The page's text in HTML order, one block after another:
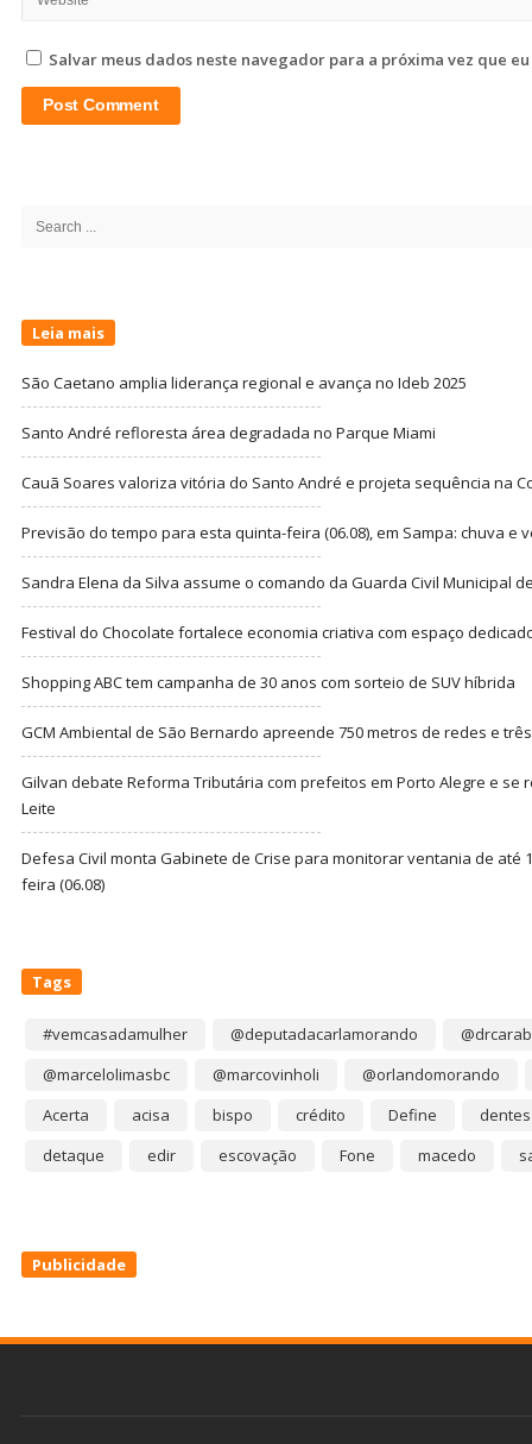
Salvar meus dados neste navegador para a próxima vez que
Search
Leia mais
São Caetano amplia liderança regional e avança no Ideb 2025
Santo André refloresta área degradada no Parque Miami
Cauã Soares valoriza vitória do Santo André e projeta sequência na
Previsão do tempo para esta quinta-feira (06.08), em Sampa: chuva e
Sandra Elena da Silva assume o comando da Guarda Civil Municipal
Festival do Chocolate fortalece economia criativa com espaço
Shopping ABC tem campanha de 30 anos com sorteio de SUV híbrida
GCM Ambiental de São Bernardo apreende 750 metros de redes e
Gilvan debate Reforma Tributária com prefeitos em Porto Alegre e se
Leite
Defesa Civil monta Gabinete de Crise para monitorar ventania de até
feira (06.08)
Tags
#vemcasadamulher @deputadacarlamorando
@marcelolimasbc
@marcovinholi
@orlandomorando
Acerta
acisa bispo crédito Define
dentes
detaque
edir escovação Fone macedo
Publicidade